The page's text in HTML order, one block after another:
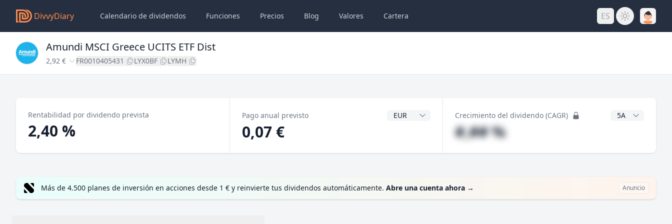
DivvyDiary Calendario de dividendos Funciones Precios Blog Valores Cartera ES
Amundi MSCI Greece UCITS ETF Dist
2,92 € FR0010405431 LYX0BF LYMH
Rentabilidad por dividendo prevista
2,40 %
Pago anual previsto Divisa del dividendo
0,07 €
Crecimiento del dividendo (CAGR) Años CAGR
#,## %
Más de 4.500 planes de inversión en acciones desde 1 € y reinvierte tus dividendos automáticamente. Abre una cuenta ahora → Anuncio